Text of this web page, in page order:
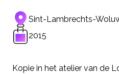
Sint-Lambrechts-
2015
Kopie in het atelier van de